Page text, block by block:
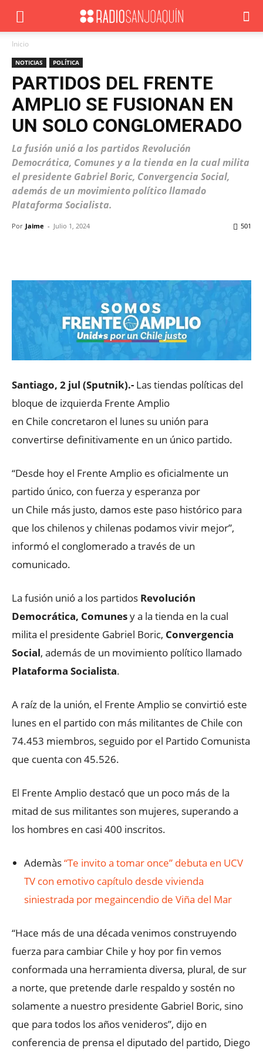
Inicio
NOTICIAS POLÍTICA
PARTIDOS DEL FRENTE
AMPLIO SE FUSIONAN EN
UN SOLO CONGLOMERADO
La fusión unió a los partidos Revolución
Democrática, Comunes y a la tienda en la cual milita
el presidente Gabriel Boric, Convergencia Social,
además de un movimiento político llamado
Plataforma Socialista.
Por Jaime - Julio 1, 2024 501
Santiago, 2 jul (Sputnik).- Las tiendas políticas del
bloque de izquierda Frente Amplio
en Chile concretaron el lunes su unión para
convertirse definitivamente en un único partido.
“Desde hoy el Frente Amplio es oficialmente un
partido único, con fuerza y esperanza por
un Chile más justo, damos este paso histórico para
que los chilenos y chilenas podamos vivir mejor”,
informó el conglomerado a través de un
comunicado.
La fusión unió a los partidos Revolución
Democrática, Comunesy a la tienda en la cual
milita el presidente Gabriel Boric, Convergencia
Social, además de un movimiento político llamado
Plataforma Socialista.
A raíz de la unión, el Frente Amplio se convirtió este
lunes en el partido con más militantes de Chile con
74.453 miembros, seguido por el Partido Comunista
que cuenta con 45.526.
El Frente Amplio destacó que un poco más de la
mitad de sus militantes son mujeres, superando a
los hombres en casi 400 inscritos.
Ademàs“Te invito a tomar once” debuta en UCV
TV con emotivo capítulo desde vivienda
siniestrada por megaincendio de Viña del Mar
“Hace más de una década venimos construyendo
fuerza para cambiar Chile y hoy por fin vemos
conformada una herramienta diversa, plural, de sur
a norte, que pretende darle respaldo y sostén no
solamente a nuestro presidente Gabriel Boric, sino
que para todos los años venideros”, dijo en
conferencia de prensa el diputado del partido, Diego